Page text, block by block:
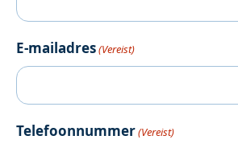
E-mailadres(Vereist)
Telefoonnummer(Vereist)